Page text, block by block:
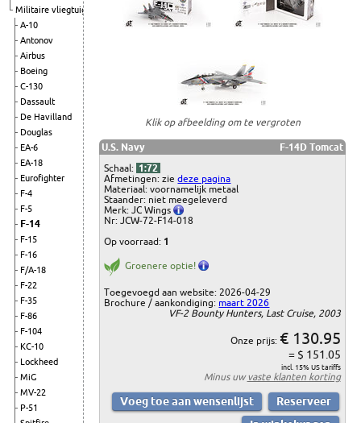
Militaire vliegtuigen
A-10
Antonov
Airbus
Boeing
C-130
Dassault
De Havilland
Douglas
EA-6
EA-18
Eurofighter
F-4
F-5
F-14
F-15
F-16
F/A-18
F-22
F-35
F-86
F-104
KC-10
Lockheed
MiG
MV-22
P-51
Klik op afbeelding om te vergroten
U.S. Navy
F-14D Tomcat
Schaal: 1:72
Afmetingen: ziedeze pagina
Materiaal: voornamelijk metaal
Staander: niet meegeleverd
Merk: JC Wings
Nr: JCW-72-F14-018
Op voorraad: 1
Groenere optie!
Toegevoegd aan website: 2026-04-29
Brochure / aankondiging: maart 2026
VF-2 Bounty Hunters, Last Cruise, 2003
Onze prijs: € 130.95
= $ 151.05
incl. 15% US tariffs
Minus uwvaste klanten korting